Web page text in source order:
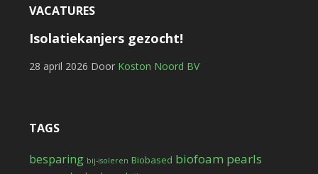
VACATURES
Isolatiekanjers gezocht!
28 april 2026 Door Koston Noord BV
TAGS
besparing bij-isoleren Biobased biofoam pearls